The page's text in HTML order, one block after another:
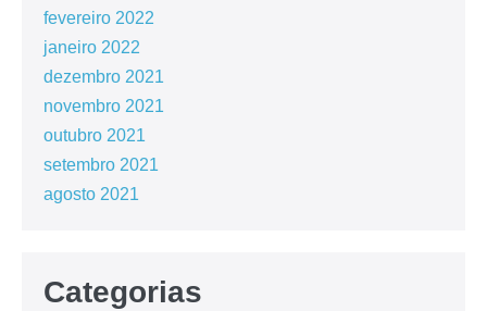
fevereiro 2022
janeiro 2022
dezembro 2021
novembro 2021
outubro 2021
setembro 2021
agosto 2021
Categorias